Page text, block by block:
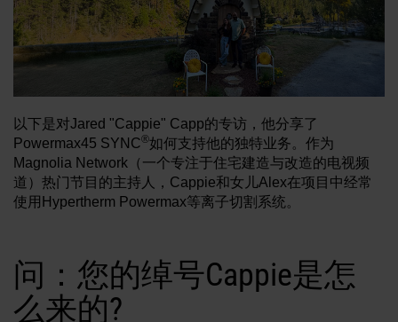
创建帐户
忘记密码？
资源
何处购买
以下是对Jared "Cappie" Capp的专访，他分享了
Powermax45 SYNC®如何支持他的独特业务。作为
Magnolia Network（一个专注于住宅建造与改造的电视频
道）热门节目的主持人，Cappie和女儿Alex在项目中经常
使用Hypertherm Powermax等离子切割系统。
问：您的绰号Cappie是怎
么来的?